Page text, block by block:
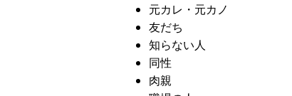
元カレ・元カノ
友だち
知らない人
同性
肉親